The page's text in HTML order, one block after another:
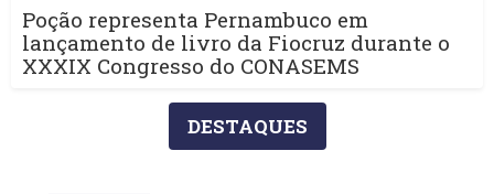
Poção representa Pernambuco em
lançamento de livro da Fiocruz durante o
XXXIX Congresso do CONASEMS
DESTAQUES